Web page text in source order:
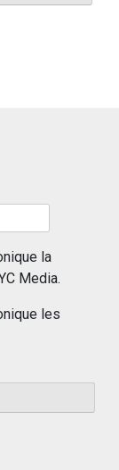
la
Media.
les